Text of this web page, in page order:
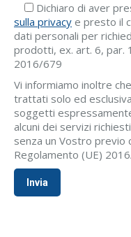
Dichiaro di aver
sulla privacy e presto il
dati personali per
prodotti, ex. art. 6, par.
2016/679
Vi informiamo inoltre
trattati solo ed
soggetti
alcuni dei servizi
senza un Vostro previo
Regolamento (UE)